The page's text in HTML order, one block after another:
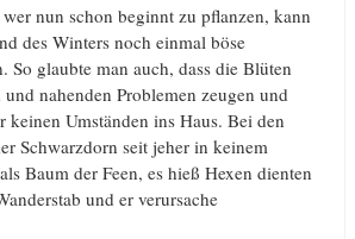
nun schon beginnt zu pflanzen, kann
des Winters noch einmal böse
So glaubte man auch, dass die Blüten
nahenden Problemen zeugen und
keinen Umständen ins Haus. Bei den
Schwarzdorn seit jeher in keinem
Baum der Feen, es hieß Hexen dienten
und er verursache